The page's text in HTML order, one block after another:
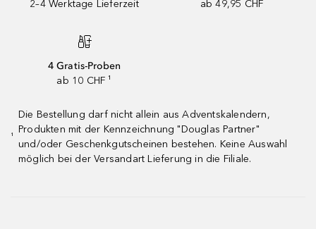
2–4 Werktage Lieferzeit ab 49,95 CHF
4 Gratis-Proben
ab 10 CHF ¹
¹
Die Bestellung darf nicht allein aus Adventskalendern,
Produkten mit der Kennzeichnung "Douglas Partner"
und/oder Geschenkgutscheinen bestehen. Keine Auswahl
möglich bei der Versandart Lieferung in die Filiale.